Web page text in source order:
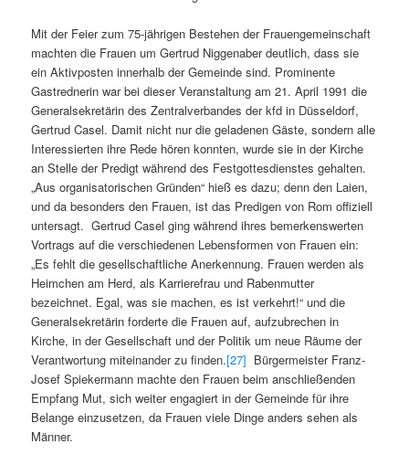
Mit der Feier zum 75-jährigen Bestehen der Frauengemeinschaft
machten die Frauen um Gertrud Niggenaber deutlich, dass sie
ein Aktivposten innerhalb der Gemeinde sind. Prominente
Gastrednerin war bei dieser Veranstaltung am 21. April 1991 die
Generalsekretärin des Zentralverbandes der kfd in Düsseldorf,
Gertrud Casel. Damit nicht nur die geladenen Gäste, sondern alle
Interessierten ihre Rede hören konnten, wurde sie in der Kirche
an Stelle der Predigt während des Festgottesdienstes gehalten.
„Aus organisatorischen Gründen“ hieß es dazu; denn den Laien,
und da besonders den Frauen, ist das Predigen von Rom offiziell
untersagt. Gertrud Casel ging während ihres bemerkenswerten
Vortrags auf die verschiedenen Lebensformen von Frauen ein:
„Es fehlt die gesellschaftliche Anerkennung. Frauen werden als
Heimchen am Herd, als Karrierefrau und Rabenmutter
bezeichnet. Egal, was sie machen, es ist verkehrt!“ und die
Generalsekretärin forderte die Frauen auf, aufzubrechen in
Kirche, in der Gesellschaft und der Politik um neue Räume der
Verantwortung miteinander zu finden.[27] Bürgermeister Franz-
Josef Spiekermann machte den Frauen beim anschließenden
Empfang Mut, sich weiter engagiert in der Gemeinde für ihre
Belange einzusetzen, da Frauen viele Dinge anders sehen als
Männer.